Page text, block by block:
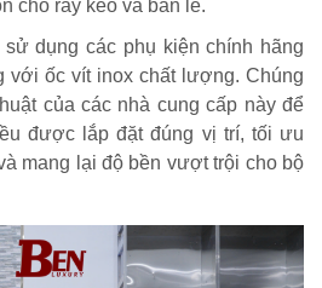
cho ray kéo và bản lề.
dụng các phụ kiện chính hãng
với ốc vít inox chất lượng. Chúng
của các nhà cung cấp này để
được lắp đặt đúng vị trí, tối ưu
mang lại độ bền vượt trội cho bộ